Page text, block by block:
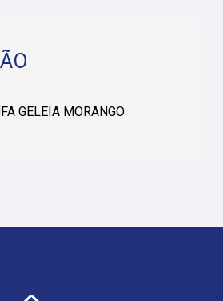
GELEIA MORANGO